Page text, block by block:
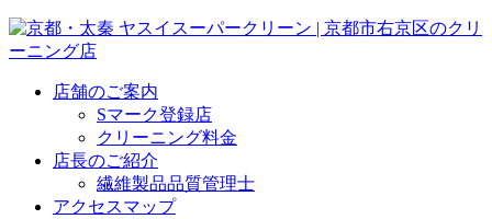
店舗のご案内
Sマーク登録店
クリーニング料金
店長のご紹介
繊維製品品質管理士
アクセスマップ